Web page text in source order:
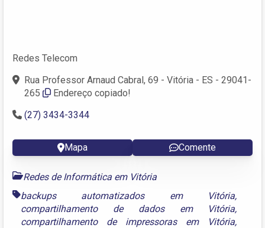
Redes Telecom
Rua Professor Arnaud Cabral, 69 - Vitória - ES - 29041-
265
Endereço copiado!
(27) 3434-3344
Mapa Comente
Redes de Informática em Vitória
backups automatizados em Vitória,
compartilhamento de dados em Vitória,
compartilhamento de impressoras em Vitória,